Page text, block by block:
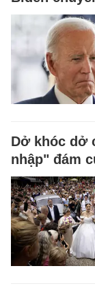
Dở khóc dở
nhập" đám